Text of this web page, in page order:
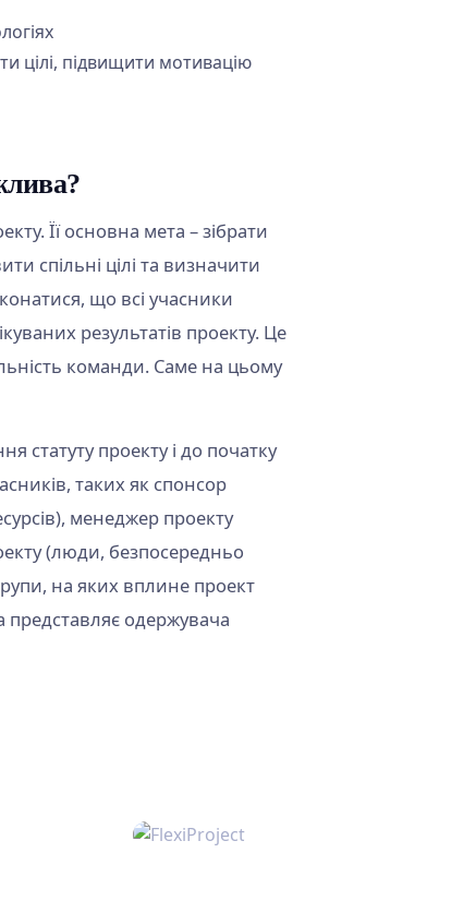
цілі, підвищити мотивацію
Її основна мета – зібрати
спільні цілі та визначити
що всі учасники
результатів проекту. Це
команди. Саме на цьому
статуту проекту і до початку
таких як спонсор
менеджер проекту
(люди, безпосередньо
на яких вплине проект
представляє одержувача